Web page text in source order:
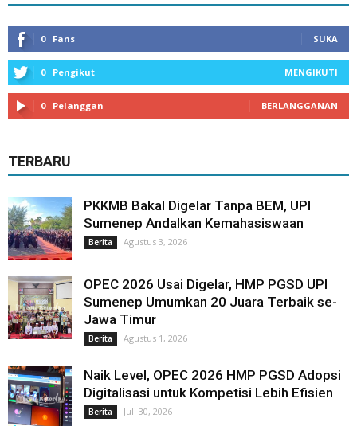
0 Fans SUKA
0 Pengikut MENGIKUTI
0 Pelanggan BERLANGGANAN
TERBARU
PKKMB Bakal Digelar Tanpa BEM, UPI
Sumenep Andalkan Kemahasiswaan
Berita Agustus 3, 2026
OPEC 2026 Usai Digelar, HMP PGSD UPI
Sumenep Umumkan 20 Juara Terbaik se-
Jawa Timur
Berita Agustus 1, 2026
Naik Level, OPEC 2026 HMP PGSD Adopsi
Digitalisasi untuk Kompetisi Lebih Efisien
Berita Juli 30, 2026